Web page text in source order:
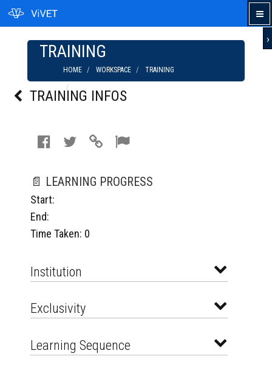
›
TRAINING
HOME WORKSPACE
TRAINING
TRAINING INFOS
📄 LEARNING PROGRESS
Start:
End:
Time Taken: 0
Institution
Exclusivity
Learning Sequence